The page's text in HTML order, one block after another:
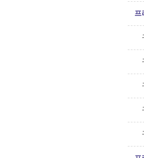
프